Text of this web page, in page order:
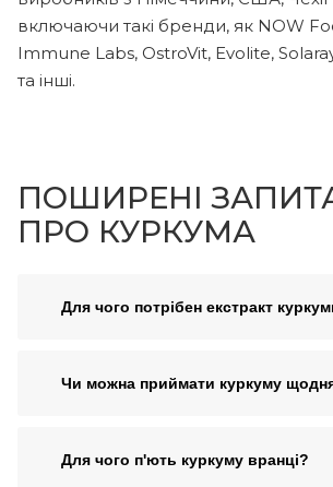
включаючи такі бренди, як NOW
Immune Labs, OstroVit, Evolite,
та інші.
ПОШИРЕНІ
ПРО КУРКУМА
Для чого потрібен екстракт
Чи можна приймати куркуму
Для чого п'ють куркуму вранці?